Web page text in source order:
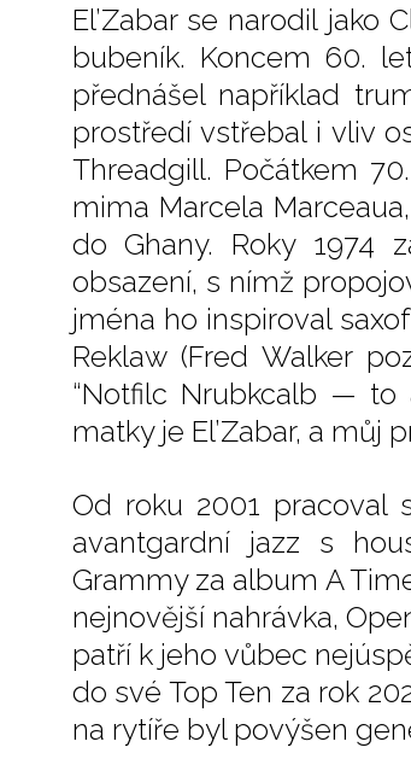
El’Zabar se narodil jako
bubeník. Koncem 60.
přednášel například
prostředí vstřebal i vliv
Threadgill. Počátkem
mima Marcela
do Ghany. Roky 1974
obsazení, s nímž
jména ho inspiroval
Reklaw (Fred Walker
“Notfilc Nrubkcalb — to
matky je El’Zabar, a můj
Od roku 2001 pracoval
avantgardní jazz s
Grammy za album A
nejnovější nahrávka,
patří k jeho vůbec
do své Top Ten za rok
na rytíře byl povýšen